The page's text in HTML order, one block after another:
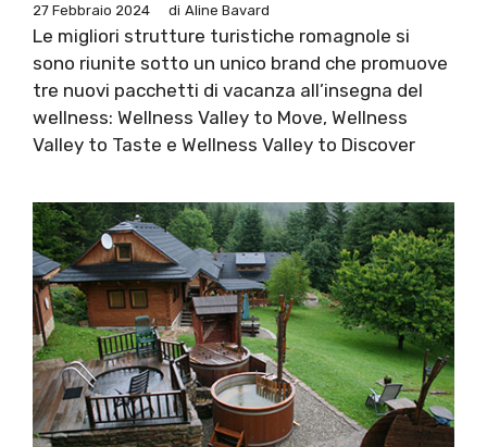
27 Febbraio 2024 di Aline Bavard
Le migliori strutture turistiche romagnole si
sono riunite sotto un unico brand che promuove
tre nuovi pacchetti di vacanza all’insegna del
wellness: Wellness Valley to Move, Wellness
Valley to Taste e Wellness Valley to Discover